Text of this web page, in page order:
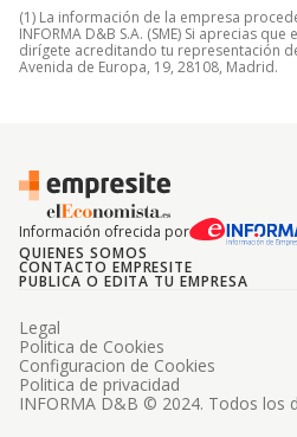
(1) La información de la empresa
INFORMA D&B S.A. (SME) Si aprecias
dirígete acreditando tu representación
Avenida de Europa, 19, 28108, Madrid.
Información ofrecida por
QUIENES SOMOS
CONTACTO EMPRESITE
PUBLICA O EDITA TU EMPRESA
INFORMA D&B © 2024. Todos los
Legal
Politica de Cookies
Configuracion de Cookies
Politica de privacidad